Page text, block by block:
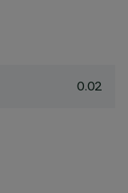
0.02